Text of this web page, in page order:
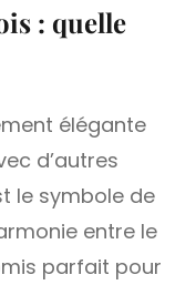
: quelle
élégante
d’autres
le symbole de
entre le
parfait pour